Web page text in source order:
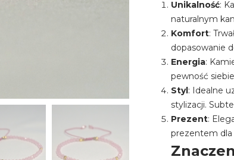
Unikalność:
naturalnym
Komfort:
dopasowanie
Energia:
pewność
Styl: Idealne
stylizacji.
Prezent:
prezentem dla